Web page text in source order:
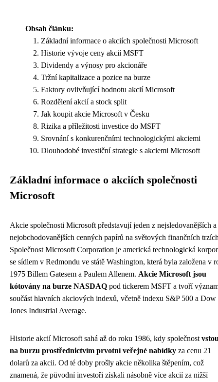
Obsah článku:
Základní informace o akciích společnosti Microsoft
Historie vývoje ceny akcií MSFT
Dividendy a výnosy pro akcionáře
Tržní kapitalizace a pozice na burze
Faktory ovlivňující hodnotu akcií Microsoft
Rozdělení akcií a stock split
Jak koupit akcie Microsoft v Česku
Rizika a příležitosti investice do MSFT
Srovnání s konkurenčními technologickými akciemi
Dlouhodobé investiční strategie s akciemi Microsoft
Základní informace o akciích společnosti
Microsoft
Akcie společnosti Microsoft představují jeden z nejsledovanějších a
nejobchodovanějších cenných papírů na světových finančních
Společnost Microsoft Corporation je americká technologická
se sídlem v Redmondu ve státě Washington, která byla založena v
1975 Billem Gatesem a Paulem Allenem. Akcie Microsoft jsou
kótovány na burze NASDAQ pod tickerem MSFT a tvoří
součást hlavních akciových indexů, včetně indexu S&P 500 a Dow
Jones Industrial Average.
Historie akcií Microsoft sahá až do roku 1986, kdy společnost
na burzu prostřednictvím prvotní veřejné nabídky za cenu 21
dolarů za akcii. Od té doby prošly akcie několika štěpením, což
znamená, že původní investoři získali násobně více akcií za nižší